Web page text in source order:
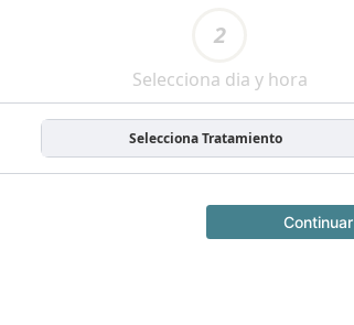
2
Selecciona dia y hora
Selecciona Tratamiento
Continuar